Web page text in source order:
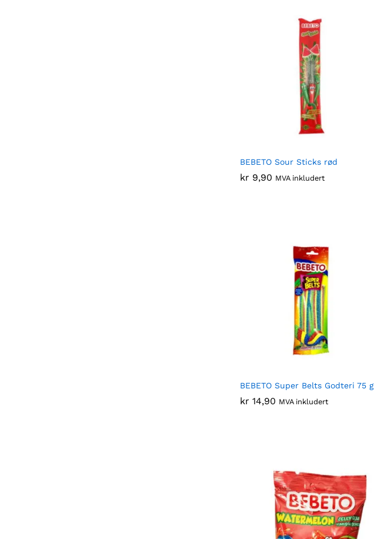
BEBETO Sour Sticks rød
kr 9,90 MVA inkludert
kr 9,90
BEBETO Super Belts Godteri 75 g
kr 14,90 MVA inkludert
kr 14,90